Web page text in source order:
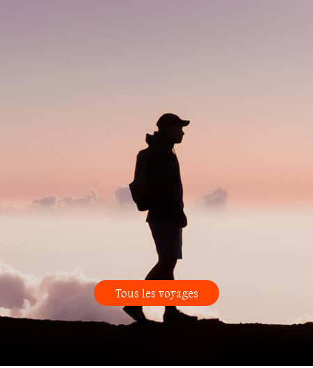
Tous les voyages